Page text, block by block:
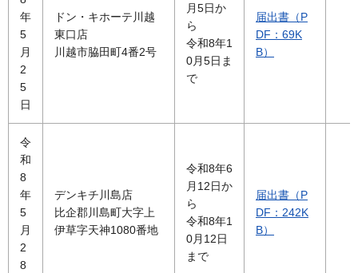
年
5
月
2
5
日
ドン・キホーテ川越
東口店
川越市脇田町4番2号
月5日か
ら
令和8年1
0月5日ま
で
届出書（P
DF：69K
B）
令
和
8
年
5
月
2
8
デンキチ川島店
比企郡川島町大字上
伊草字天神1080番地
令和8年6
月12日か
ら
令和8年1
0月12日
まで
届出書（P
DF：242K
B）